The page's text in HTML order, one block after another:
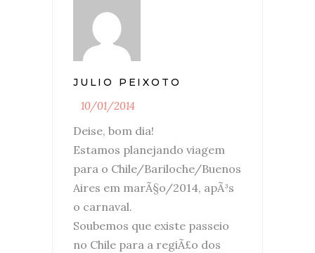
JULIO PEIXOTO
10/01/2014
Deise, bom dia!
Estamos planejando viagem
para o Chile/Bariloche/Buenos
Aires em marÃ§o/2014, apÃ³s
o carnaval.
Soubemos que existe passeio
no Chile para a regiÃ£o dos